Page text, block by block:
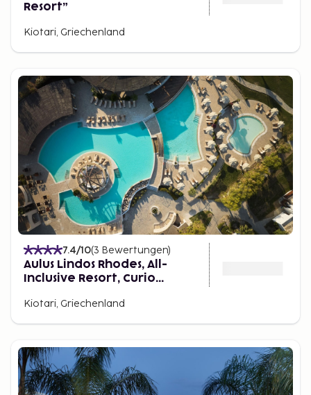
Resort”
Kiotari, Griechenland
7.4/10(3 Bewertungen)
Aulus Lindos Rhodes, All-
Inclusive Resort, Curio
Kiotari, Griechenland